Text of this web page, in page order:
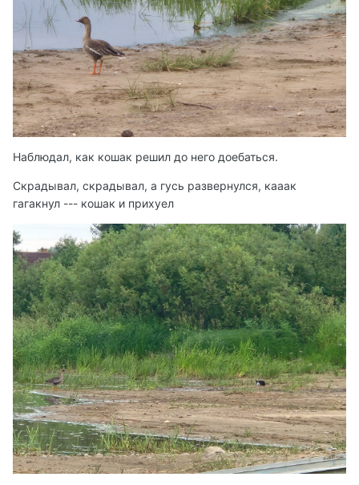
Наблюдал, как кошак решил до него доебаться.
Скрадывал, скрадывал, а гусь развернулся, кааак
гагакнул --- кошак и прихуел